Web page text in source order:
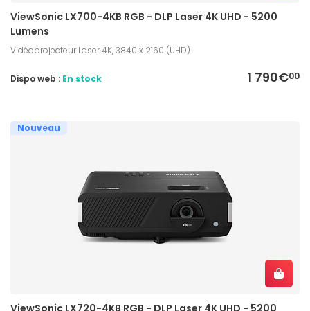
ViewSonic LX700-4KB RGB - DLP Laser 4K UHD - 5200
Lumens
Vidéoprojecteur Laser 4K, 3840 x 2160 (UHD)
1 790€00
Dispo web : En stock
Nouveau
ViewSonic LX720-4KB RGB - DLP Laser 4K UHD - 5200